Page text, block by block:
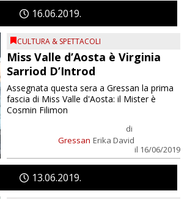
1606 2019
CULTURA & SPETTACOLI
Miss Valle d’Aosta è Virginia
Sarriod D’Introd
Gressan
di
Erika David
il 16/06/2019
Assegnata questa sera a Gressan la prima
fascia di Miss Valle d'Aosta: il Mister è
Cosmin Filimon
1306 2019